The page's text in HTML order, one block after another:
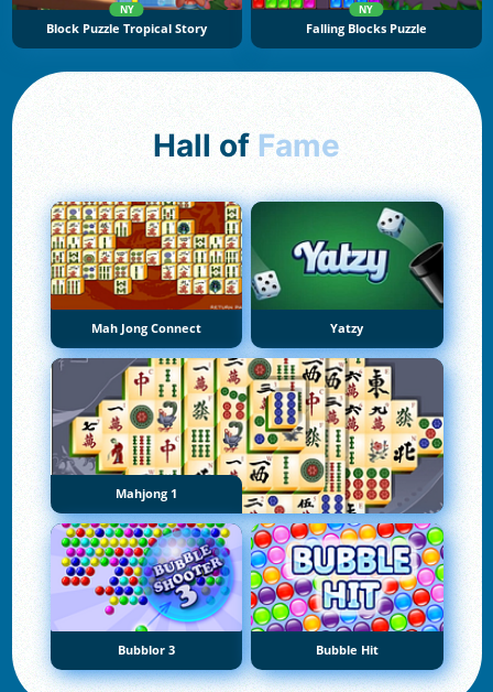
NY
Block Puzzle Tropical Story
NY
Falling Blocks Puzzle
Hall of Fame
Mah Jong Connect Yatzy
Mahjong 1
Bubblor 3 Bubble Hit